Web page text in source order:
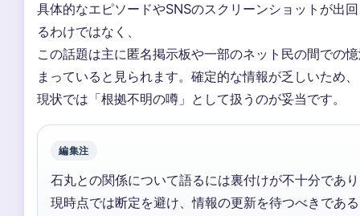
具体的なエピソードやSNSのスクリーンショットが出
るわけではなく、
この話題は主に匿名掲示板や一部のネット民の間での
まっていると見られます。確定的な情報が乏しいため、
現状では「根拠不明の噂」として扱うのが妥当です。
編集注
石丸との関係について語るには裏付けが不十分であ
現時点では断定を避け、情報の更新を待つべきであ